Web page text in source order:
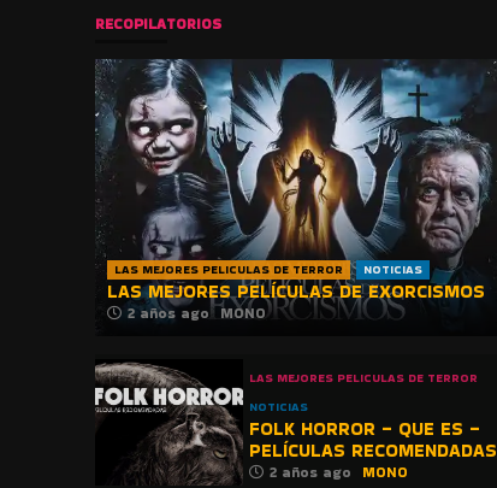
RECOPILATORIOS
LAS MEJORES PELICULAS DE TERROR NOTICIAS
LAS MEJORES PELÍCULAS DE EXORCISMOS
2 años ago MONO
LAS MEJORES PELICULAS DE TERROR
NOTICIAS
FOLK HORROR – QUE ES –
PELÍCULAS RECOMENDADAS
2 años ago MONO